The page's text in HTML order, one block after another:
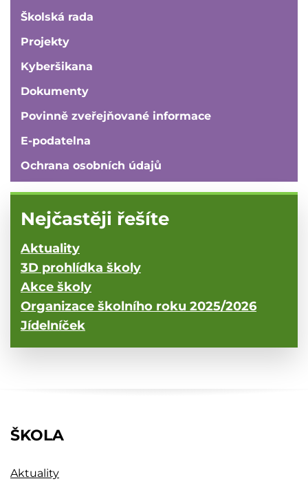
Školská rada
Projekty
Kyberšikana
Dokumenty
Povinně zveřejňované informace
E-podatelna
Ochrana osobních údajů
Nejčastěji řešíte
Aktuality
3D prohlídka školy
Akce školy
Organizace školního roku 2025/2026
Jídelníček
ŠKOLA
Aktuality